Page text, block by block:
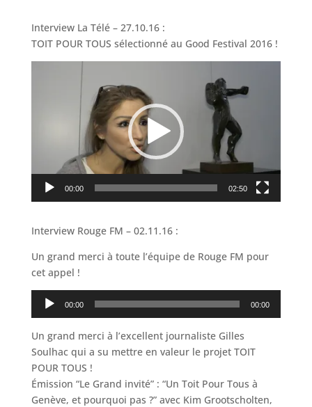
Interview La Télé – 27.10.16 :
TOIT POUR TOUS sélectionné au Good Festival 2016 !
00:00 02:50
Interview Rouge FM – 02.11.16 :
Un grand merci à toute l’équipe de Rouge FM pour
cet appel !
Lecteur
audio
00:00 00:00
Un grand merci à l’excellent journaliste Gilles
Soulhac qui a su mettre en valeur le projet TOIT
POUR TOUS !
Émission “Le Grand invité” : “Un Toit Pour Tous à
Genève, et pourquoi pas ?” avec Kim Grootscholten,